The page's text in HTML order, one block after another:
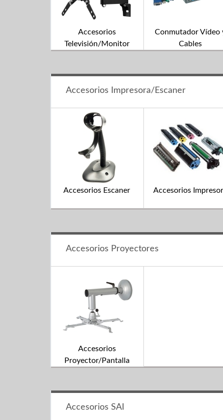
Accesorios
Televisión/Monitor
Conmutador Vídeo
Cables
Accesorios Impresora/Escaner
Accesorios Escaner Accesorios
Accesorios Proyectores
Accesorios
Proyector/Pantalla
Accesorios SAI